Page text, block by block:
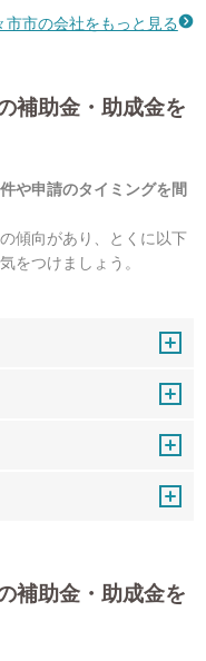
市市の会社をもっと見る
補助金・助成金を
や申請のタイミングを間
傾向があり、とくに以下
をつけましょう。
補助金・助成金を